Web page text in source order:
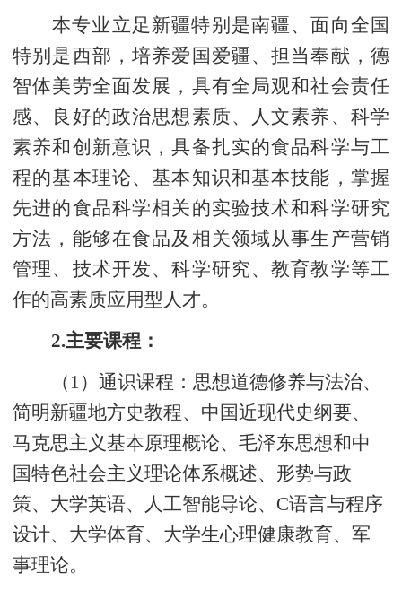
本专业立足新疆特别是南疆、面向全国
特别是西部，培养爱国爱疆、担当奉献，德
智体美劳全面发展，具有全局观和社会责任
感、良好的政治思想素质、人文素养、科学
素养和创新意识，具备扎实的食品科学与工
程的基本理论、基本知识和基本技能，掌握
先进的食品科学相关的实验技术和科学研究
方法，能够在食品及相关领域从事生产营销
管理、技术开发、科学研究、教育教学等工
作的高素质应用型人才。
2.主要课程：
（ 1）通识课程：思想道德修养与法治、
简明新疆地方史教程、中国近现代史纲要、
马克思主义基本原理概论、毛泽东思想和中
国特色社会主义理论体系概述、形势与政
策、大学英语、
人工智能导论、 C语言与程序
设计、大学体育、大学生心理健康教育、军
事理论。